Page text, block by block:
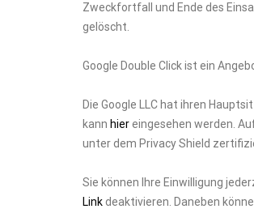
Zweckfortfall und Ende des
gelöscht.
Google Double Click ist ein
Die Google LLC hat ihren
kann hiereingesehen werden.
unter dem Privacy Shield
Sie können Ihre Einwilligung
Link deaktivieren. Daneben